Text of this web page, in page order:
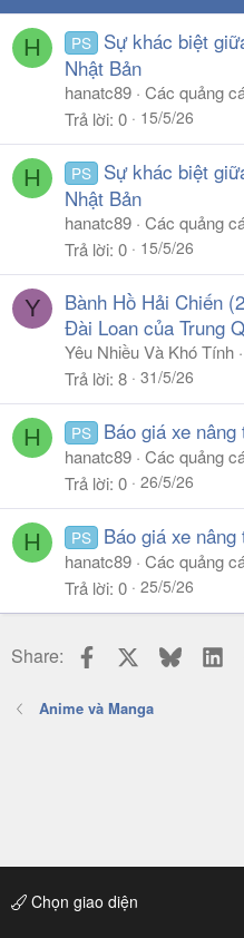
H PS
Sự khác biệt
Nhật Bản
hanatc89 Các quảng
Trả lời 0 15/5/26
H PS
Sự khác biệt
Nhật Bản
hanatc89 Các quảng
Trả lời 0 15/5/26
Y
Bành Hồ Hải Chiến
Đài Loan của Trung
Yêu Nhiều Và Khó Tính
Trả lời 8 31/5/26
H PS Báo giá xe
hanatc89 Các quảng
Trả lời 0 26/5/26
H PS Báo giá xe
hanatc89 Các quảng
Trả lời 0 25/5/26
Share: Facebook Bluesky
Anime và Manga
Chọn giao diện